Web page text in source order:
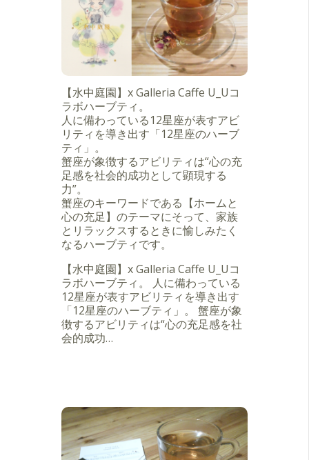
【水中庭園】x Galleria Caffe U_Uコ
ラボハーブティ。
人に備わっている12星座が表すアビ
リティを導き出す「12星座のハーブ
ティ」。
蟹座が象徴するアビリティは“心の充
足感を社会的成功として顕現する
力”。
蟹座のキーワードである【ホームと
心の充足】のテーマにそって、家族
とリラックスするときに愉しみたく
なるハーブティです。
【水中庭園】x Galleria Caffe U_Uコ
ラボハーブティ。 人に備わっている
12星座が表すアビリティを導き出す
「12星座のハーブティ」。 蟹座が象
徴するアビリティは“心の充足感を社
会的成功…